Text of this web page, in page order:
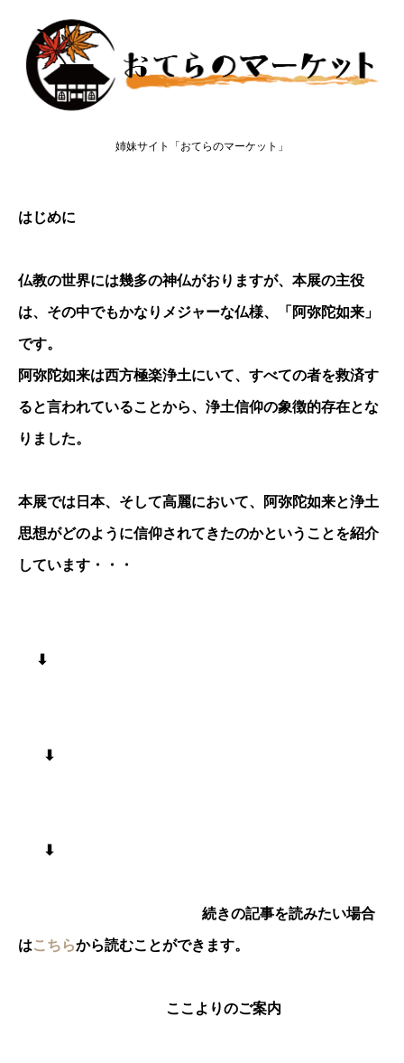
姉妹サイト「おてらのマーケット」
はじめに
仏教の世界には幾多の神仏がおりますが、本展の主役
は、その中でもかなりメジャーな仏様、「阿弥陀如来」
です。
阿弥陀如来は西方極楽浄土にいて、すべての者を救済す
ると言われていることから、浄土信仰の象徴的存在とな
りました。
本展では日本、そして高麗において、阿弥陀如来と浄土
思想がどのように信仰されてきたのかということを紹介
しています・・・
⬇︎
⬇︎
⬇︎
続きの記事を読みたい場合
はこちらから読むことができます。
ここよりのご案内